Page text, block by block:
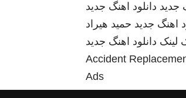
جدید دانلود اهنگ جدید
اهنگ جدید حمید هیراد
لینک دانلود اهنگ جدید
Accident
Ads